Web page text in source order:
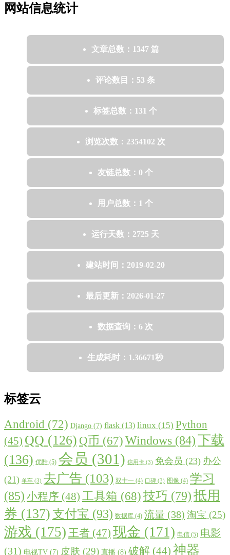
网站信息统计
文章总数：1347 篇
评论数目：53 条
标签总数：131 个
浏览次数：2354102 次
友链总数：0 个
用户总数：1 个
运行天数：2725 天
建站时间：2019-02-20
最后更新：2026-01-27
数据查询：6 次
生成耗时：1.36671秒
标签云
Android (72) Django (7) flask (13) linux (15) Python
(45) QQ (126) Q币 (67) Windows (84)下载
(136) 优酷 (5) 会员 (301) 信用卡 (3) 免会员 (23) 办公
(21) 单车 (3) 去广告 (103) 双十一 (4) 口碑 (3) 图像 (4) 学习
(85) 小程序 (48) 工具箱 (68) 技巧 (79)抵用
券 (137) 支付宝 (93) 数据库 (4) 流量 (38) 淘宝 (25)
游戏 (175) 王者 (47) 现金 (171) 电信 (5) 电影
(31) 电视TV (7) 皮肤 (29) 直播 (8) 破解 (44) 神器